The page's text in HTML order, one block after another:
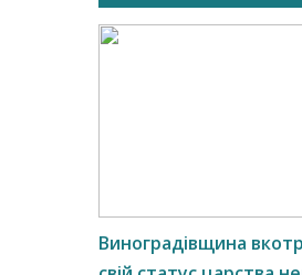
Виноградівщина